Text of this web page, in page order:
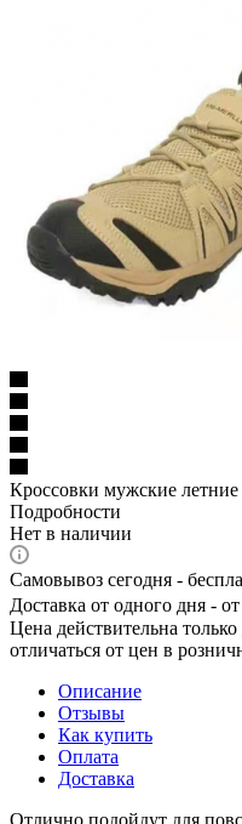
Кроссовки мужские
Подробности
Нет в наличии
Самовывоз сегодня -
Доставка от одного дня -
Цена действительна
отличаться от цен в
Описание
Отзывы
Как купить
Оплата
Доставка
Отлично подойдут для